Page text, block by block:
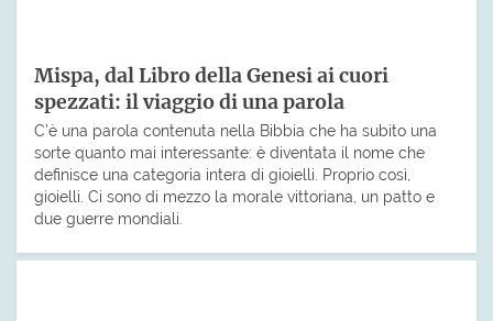
Mispa, dal Libro della Genesi ai cuori
spezzati: il viaggio di una parola
C’è una parola contenuta nella Bibbia che ha subito una
sorte quanto mai interessante: è diventata il nome che
definisce una categoria intera di gioielli. Proprio così,
gioielli. Ci sono di mezzo la morale vittoriana, un patto e
due guerre mondiali.